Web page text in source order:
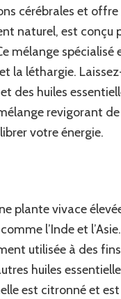
cérébrales et
naturel, est conçu
mélange
la léthargie.
des huiles
revigorant
votre énergie.
plante vivace
l’Inde et
utilisée à des
huiles
est citronné et